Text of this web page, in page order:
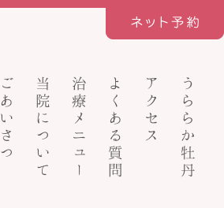
ごあいさつ 当院について 治療メニュー よくある質問 アクセス うららか牡丹